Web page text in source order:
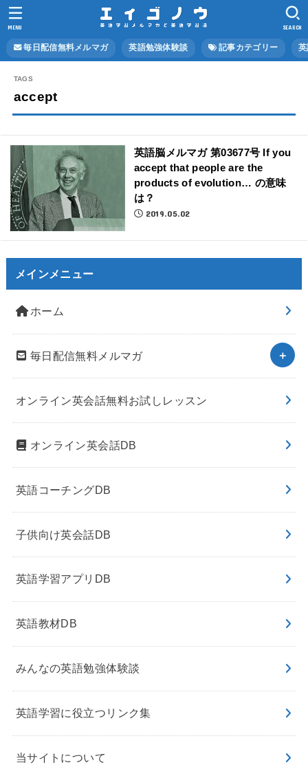
毎日配信無料メルマガ 英語勉強体験談 記事カテゴリー
SEARCH
MENU
accept
英語脳メルマガ 第03677号 If you
accept that people are the
products of evolution… の意味
は？
2019.05.02
メインメニュー
ホーム
毎日配信無料メルマガ
オンライン英会話無料お試しレッスン
オンライン英会話DB
英語コーチングDB
子供向け英会話DB
英語学習アプリDB
英語教材DB
みんなの英語勉強体験談
英語学習に役立つリンク集
当サイトについて